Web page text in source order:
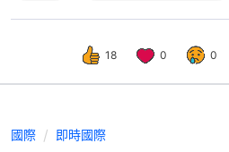
18 0 0
國際 即時國際